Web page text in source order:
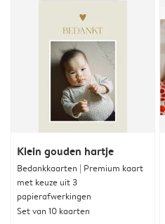
Klein gouden hartje
Bedankkaarten | Premium kaart
met keuze uit 3
papierafwerkingen
Set van 10 kaarten